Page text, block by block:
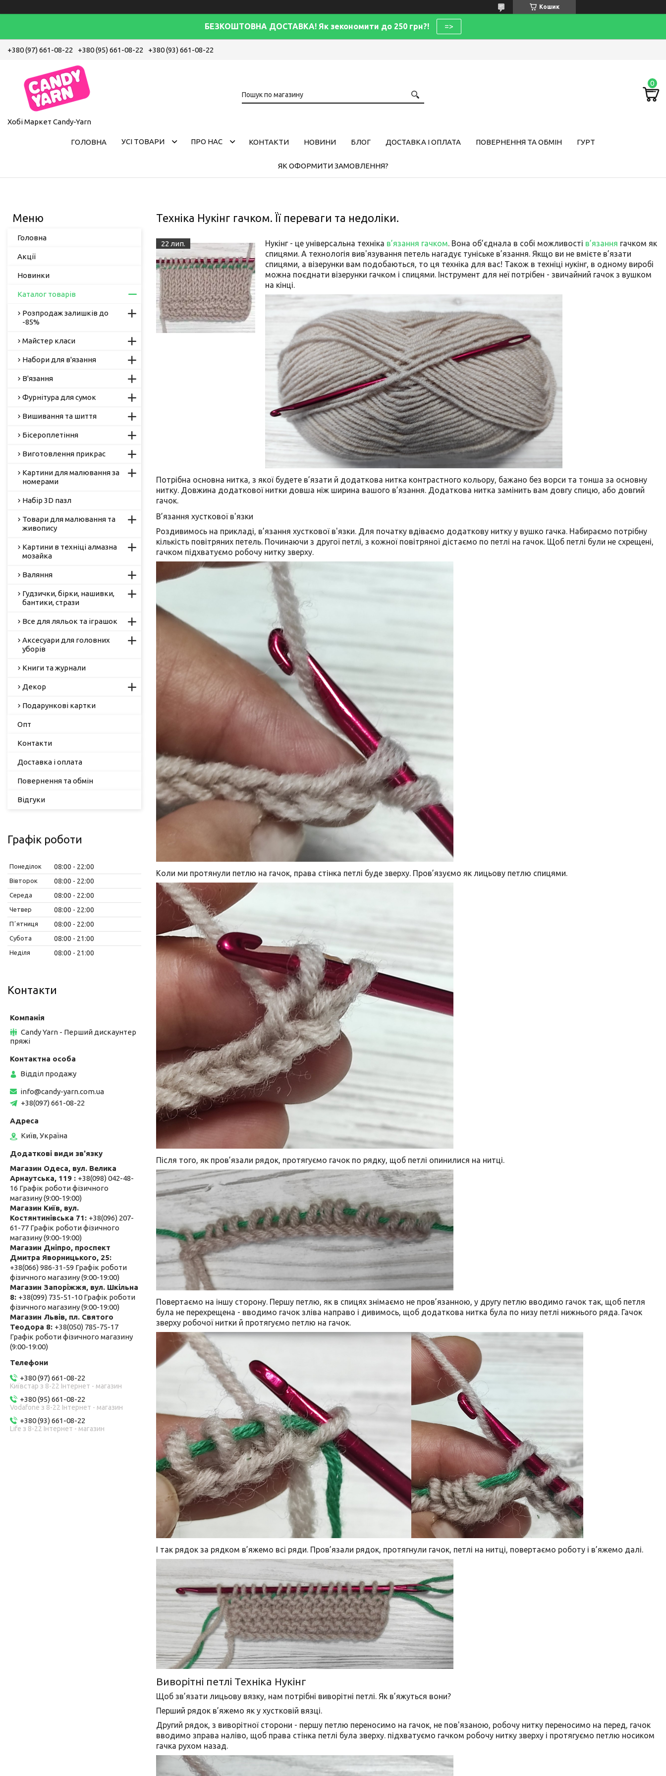
Кошик
БЕЗКОШТОВНА ДОСТАВКА! Як зекономити до 250 грн?! =>
+380 (97) 661-08-22 +380 (95) 661-08-22 +380 (93) 661-08-22
Хобі Маркет Candy-Yarn
ГОЛОВНА УСІ ТОВАРИ ПРО НАС КОНТАКТИ НОВИНИ БЛОГ ДОСТАВКА І ОПЛАТА ПОВЕРНЕННЯ ТА ОБМІН ГУРТ
ЯК ОФОРМИТИ ЗАМОВЛЕННЯ?
Техніка Нукінг гачком. Її переваги та недоліки.
22 лип. Нукінг - це універсальна техніка в’язання гачком. Вона об’єднала в собі можливості в’язання гачком як
спицями. А технологія вив'язування петель нагадує туніське в’язання. Якщо ви не вмієте в’язати
спицями, а візерунки вам подобаються, то ця техніка для вас! Також в техніці нукінг, в одному виробі
можна поєднати візерунки гачком і спицями. Інструмент для неї потрібен - звичайний гачок з вушком
на кінці.
Потрібна основна нитка, з якої будете в’язати й додаткова нитка контрастного кольору, бажано без ворси та тонша за основну
нитку. Довжина додаткової нитки довша ніж ширина вашого в’язання. Додаткова нитка замінить вам довгу спицю, або довгий
гачок.
В’язання хусткової в'язки
Роздивимось на прикладі, в’язання хусткової в'язки. Для початку вдіваємо додаткову нитку у вушко гачка. Набираємо потрібну
кількість повітряних петель. Починаючи з другої петлі, з кожної повітряної дістаємо по петлі на гачок. Щоб петлі були не схрещені,
гачком підхватуємо робочу нитку зверху.
Коли ми протянули петлю на гачок, права стінка петлі буде зверху. Пров’язуємо як лицьову петлю спицями.
Після того, як пров’язали рядок, протягуємо гачок по рядку, щоб петлі опинилися на нитці.
Повертаємо на іншу сторону. Першу петлю, як в спицях знімаємо не пров’язанною, у другу петлю вводимо гачок так, щоб петля
була не перехрещена - вводимо гачок зліва направо і дивимось, щоб додаткова нитка була по низу петлі нижнього ряда. Гачок
зверху робочої нитки й протягуємо петлю на гачок.
І так рядок за рядком в’яжемо всі ряди. Пров’язали рядок, протягнули гачок, петлі на нитці, повертаємо роботу і в’яжемо далі.
Виворітні петлі Техніка Нукінг
Щоб зв’язати лицьову вязку, нам потрібні виворітні петлі. Як в’яжуться вони?
Перший рядок в’яжемо як у хустковій вязці.
Другий рядок, з виворітної сторони - першу петлю переносимо на гачок, не пов'язаною, робочу нитку переносимо на перед, гачок
вводимо зправа наліво, щоб права стінка петлі була зверху. підхватуємо гачком робочу нитку зверху і протягуємо петлю носиком
гачка рухом назад.
Головна
Акції
Новинки
Каталог товарів
Розпродаж залишків до
-85%
Майстер класи
Набори для в'язання
В'язання
Фурнітура для сумок
Вишивання та шиття
Бісероплетіння
Виготовлення прикрас
Картини для малювання за
номерами
Набір 3D пазл
Товари для малювання та
живопису
Картини в техніці алмазна
мозайка
Валяння
Гудзички, бірки, нашивки,
бантики, стрази
Все для ляльок та іграшок
Аксесуари для головних
уборів
Книги та журнали
Декор
Подарункові картки
Опт
Контакти
Доставка і оплата
Повернення та обмін
Відгуки
Графік роботи
Понеділок 08:00 22:00
Вівторок 08:00 22:00
Середа 08:00 22:00
Четвер 08:00 22:00
Пʼятниця 08:00 22:00
Субота 08:00 21:00
Неділя 08:00 21:00
Контакти
Candy Yarn - Перший дискаунтер
пряжі
Відділ продажу
info@candy-yarn.com.ua
+38(097) 661-08-22
Київ, Україна
Магазин Одеса, вул. Велика
Арнаутська, 119
+38(098) 042-48-
16 Графік роботи фізичного
магазину (9:00-19:00)
Магазин Київ, вул.
Костянтинівська 71
+38(096) 207-
61-77 Графік роботи фізичного
магазину (9:00-19:00)
Магазин Дніпро, проспект
Дмитра Яворницького, 25
+38(066) 986-31-59 Графік роботи
фізичного магазину (9:00-19:00)
Магазин Запоріжжя, вул. Шкільна
8 +38(099) 735-51-10 Графік роботи
фізичного магазину (9:00-19:00)
Магазин Львів, пл. Святого
Теодора 8 +38(050) 785-75-17
Графік роботи фізичного магазину
(9:00-19:00)
+380 (97) 661-08-22
Київстар з 8-22 Інтернет - магазин
+380 (95) 661-08-22
Vodafone з 8-22 Інтернет - магазин
+380 (93) 661-08-22
Life з 8-22 Інтернет - магазин